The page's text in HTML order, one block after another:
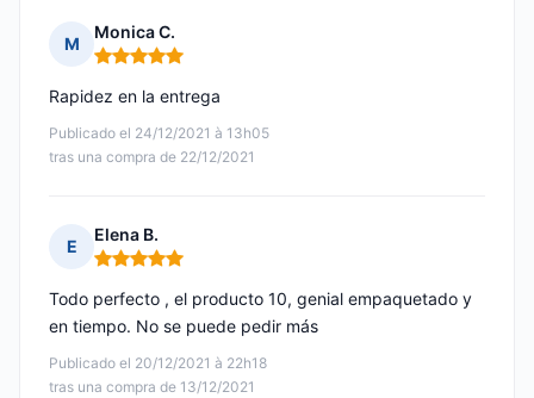
M
Monica C.
Nota: 5 de 5
Publicado el 24/12/2021 à 13h05
tras una compra de 22/12/2021
Rapidez en la entrega
E
Elena B.
Nota: 5 de 5
Publicado el 20/12/2021 à 22h18
tras una compra de 13/12/2021
Todo perfecto , el producto 10, genial empaquetado y
en tiempo. No se puede pedir más